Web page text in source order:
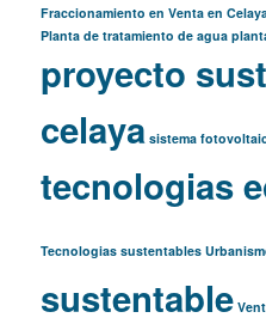
Fraccionamiento en Venta en
Planta de tratamiento de agua
proyecto
celaya sistema
tecnologias
Tecnologias sustentables
sustentable